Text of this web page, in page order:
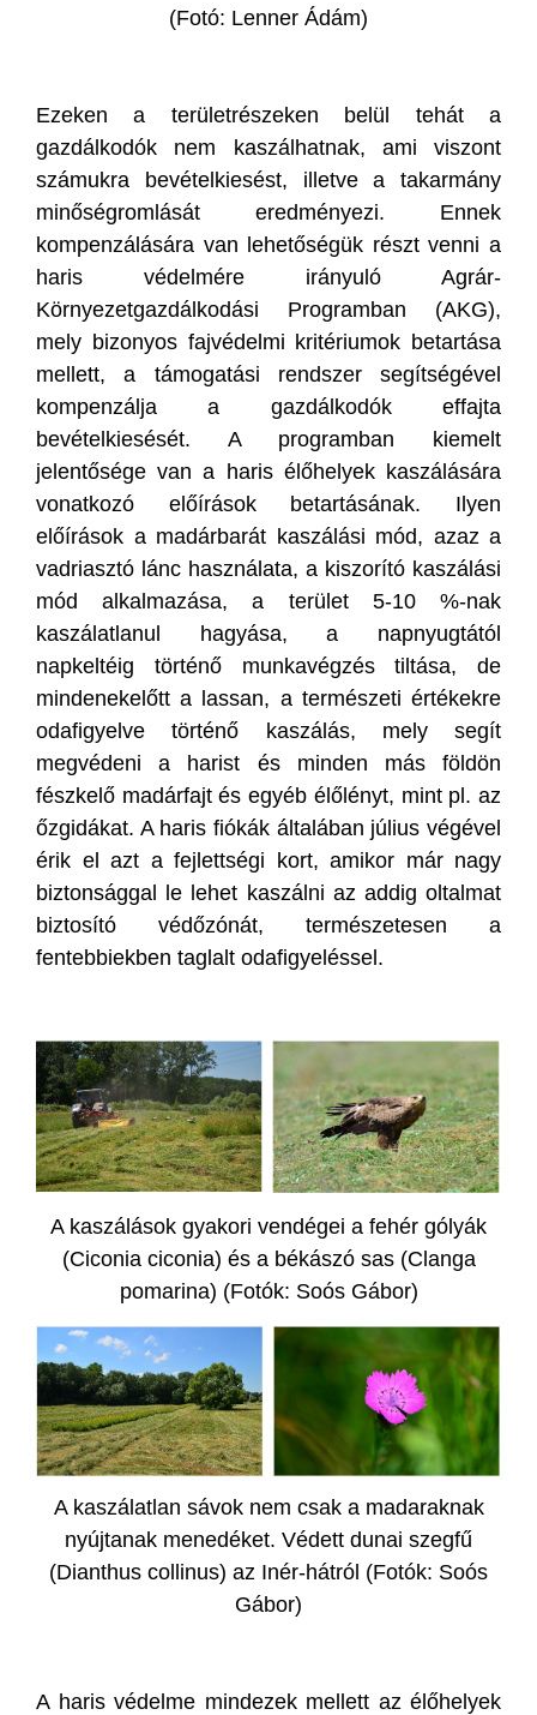
(Fotó: Lenner Ádám)
Ezeken a területrészeken belül tehát a
gazdálkodók nem kaszálhatnak, ami viszont
számukra bevételkiesést, illetve a takarmány
minőségromlását eredményezi. Ennek
kompenzálására van lehetőségük részt venni a
haris védelmére irányuló Agrár-
Környezetgazdálkodási Programban (AKG),
mely bizonyos fajvédelmi kritériumok betartása
mellett, a támogatási rendszer segítségével
kompenzálja a gazdálkodók effajta
bevételkiesését. A programban kiemelt
jelentősége van a haris élőhelyek kaszálására
vonatkozó előírások betartásának. Ilyen
előírások a madárbarát kaszálási mód, azaz a
vadriasztó lánc használata, a kiszorító kaszálási
mód alkalmazása, a terület 5-10 %-nak
kaszálatlanul hagyása, a napnyugtától
napkeltéig történő munkavégzés tiltása, de
mindenekelőtt a lassan, a természeti értékekre
odafigyelve történő kaszálás, mely segít
megvédeni a harist és minden más földön
fészkelő madárfajt és egyéb élőlényt, mint pl. az
őzgidákat. A haris fiókák általában július végével
érik el azt a fejlettségi kort, amikor már nagy
biztonsággal le lehet kaszálni az addig oltalmat
biztosító védőzónát, természetesen a
fentebbiekben taglalt odafigyeléssel.
A kaszálások gyakori vendégei a fehér gólyák
(Ciconia ciconia) és a békászó sas (Clanga
pomarina) (Fotók: Soós Gábor)
A kaszálatlan sávok nem csak a madaraknak
nyújtanak menedéket. Védett dunai szegfű
(Dianthus collinus) az Inér-hátról (Fotók: Soós
Gábor)
A haris védelme mindezek mellett az élőhelyek